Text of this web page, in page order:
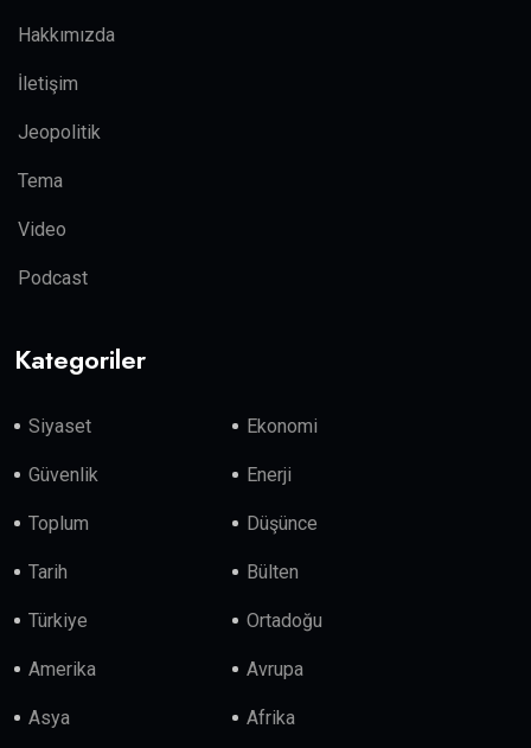
Hakkımızda
İletişim
Jeopolitik
Tema
Video
Podcast
Kategoriler
Siyaset Ekonomi
Güvenlik Enerji
Toplum Düşünce
Tarih Bülten
Türkiye Ortadoğu
Amerika Avrupa
Asya Afrika